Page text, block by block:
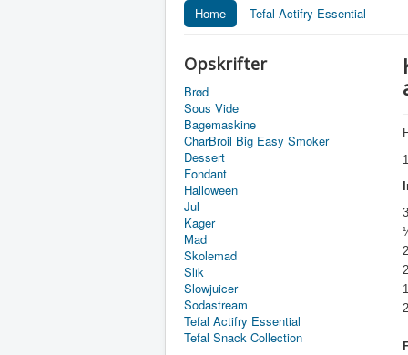
Home Tefal Actifry Essential
Opskrifter
Brød
Sous Vide
Bagemaskine
CharBroil Big Easy Smoker
Dessert
Fondant
Halloween
Jul
Kager
Mad
Skolemad
Slik
Slowjuicer
Sodastream
Tefal Actifry Essential
Tefal Snack Collection